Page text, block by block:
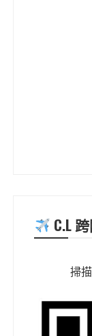
C.L
掃